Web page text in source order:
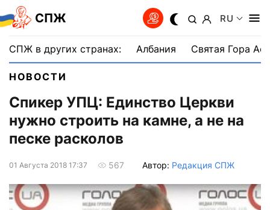
СПЖ RU
СПЖ в других странах: Албания Святая Гора
НОВОСТИ
Спикер УПЦ: Единство Церкви
нужно строить на камне, а не на
песке расколов
01 Августа 2018 17:37 567 Автор: Редакция СПЖ